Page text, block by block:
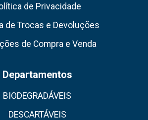
de Privacidade
de Trocas e Devoluções
de Compra e Venda
Departamentos
BIODEGRADÁVEIS
DESCARTÁVEIS